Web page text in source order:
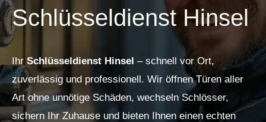
Schlüsseldienst Hinsel
Ihr Schlüsseldienst Hinsel – schnell vor Ort,
zuverlässig und professionell. Wir öffnen Türen aller
Art ohne unnötige Schäden, wechseln Schlösser,
sichern Ihr Zuhause und bieten Ihnen einen echten